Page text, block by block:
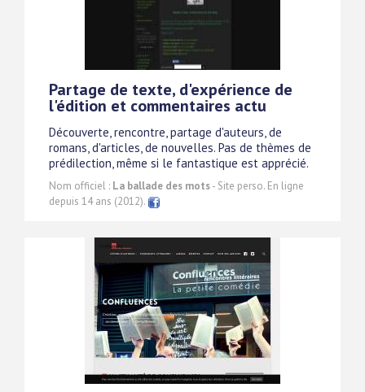
Partage de texte, d'expérience de
l'édition et commentaires actu
Découverte, rencontre, partage d'auteurs, de
romans, d'articles, de nouvelles. Pas de thèmes de
prédilection, même si le fantastique est apprécié.
Nom officiel : La ballade des mots- Site perso. En ligne
depuis 14 ans (2012).